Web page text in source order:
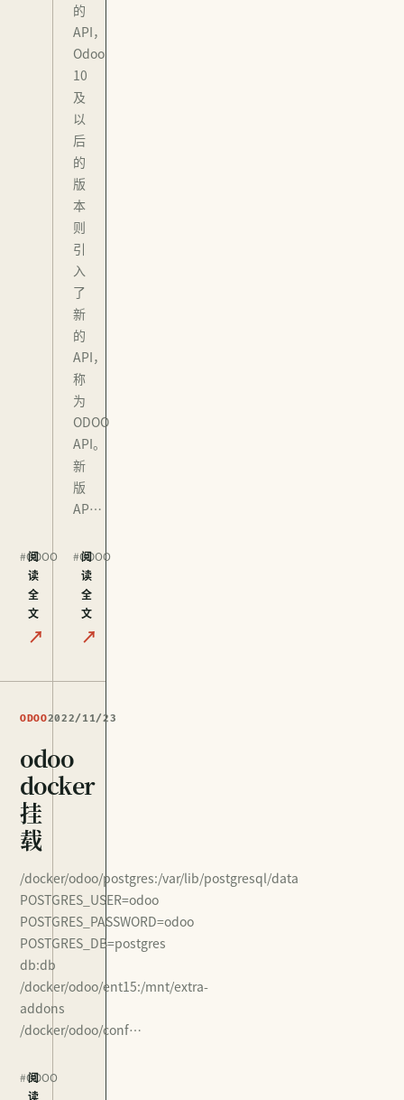
#ODOO
阅
读
全
文
↗
的
API，
Odoo
10
及
以
后
的
版
本
则
引
入
了
新
的
API，
称
为
ODOO
API。
新
版
AP…
#ODOO
阅
读
全
文
↗
ODOO2022/11/23
odoo
docker
挂
载
/docker/odoo/postgres:/var/lib/postgresql/data
POSTGRES_USER=odoo
POSTGRES_PASSWORD=odoo
POSTGRES_DB=postgres
db:db
/docker/odoo/ent15:/mnt/extra-
addons
/docker/odoo/conf…
#ODOO
阅
读